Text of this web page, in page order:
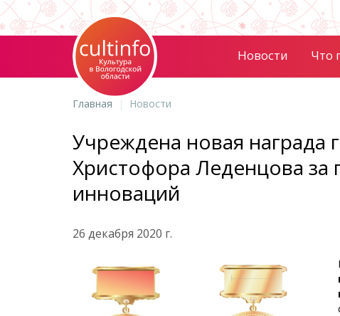
Новости Что
Главная Новости
Учреждена новая награда
Христофора Леденцова за
инноваций
26 декабря 2020 г.